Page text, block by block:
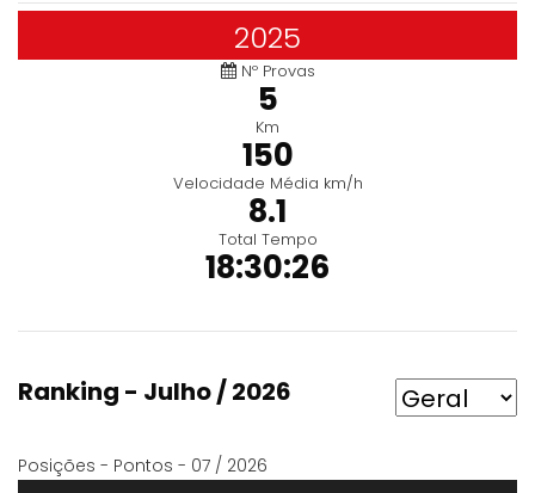
2025
Nº Provas
5
Km
150
Velocidade Média km/h
8.1
Total Tempo
18:30:26
Ranking - Julho / 2026
Posições - Pontos - 07 / 2026